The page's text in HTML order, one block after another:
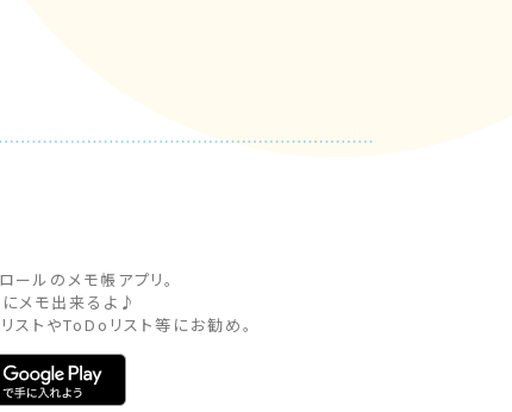
ールのメモ帳アプリ。
メモ出来るよ♪
ストやToDoリスト等にお勧め。